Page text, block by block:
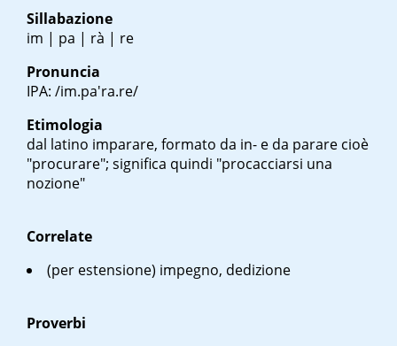
Sillabazione
im | pa | rà | re
Pronuncia
IPA: /im.pa'ra.re/
Etimologia
dal latino imparare, formato da in- e da parare cioè
"procurare"; significa quindi "procacciarsi una
nozione"
Correlate
(per estensione) impegno, dedizione
Proverbi